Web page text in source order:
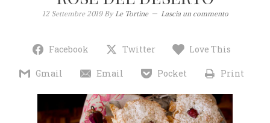
12 Settembre 2019ByLe Tortine Lascia un commento
Facebook Twitter Love This
Gmail Email Pocket Print